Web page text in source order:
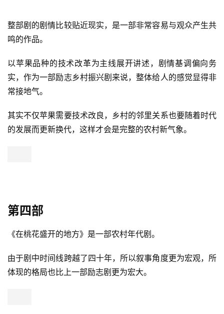
稿
每
日
整部剧的剧情比较贴近现实，是一部非常容易与观众产生共
鸣的作品。
以苹果品种的技术改革为主线展开讲述，剧情基调偏向务
实，作为一部励志乡村振兴剧来说，整体给人的感觉显得非
常接地气。
其实不仅苹果需要技术改良，乡村的邻里关系也要随着时代
的发展而更新换代，这样才会是完整的农村新气象。
第四部
《在桃花盛开的地方》是一部农村年代剧。
由于剧中时间线跨越了四十年，所以叙事角度更为宏观，所
体现的格局也比上一部励志剧更为宏大。